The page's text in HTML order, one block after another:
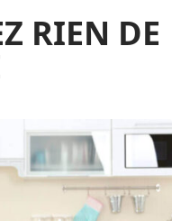
RIEN DE